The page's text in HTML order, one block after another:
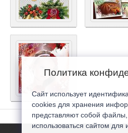
Политика
Сайт использует
cookies для хранения
представляют собой файлы,
использоваться сайтом для